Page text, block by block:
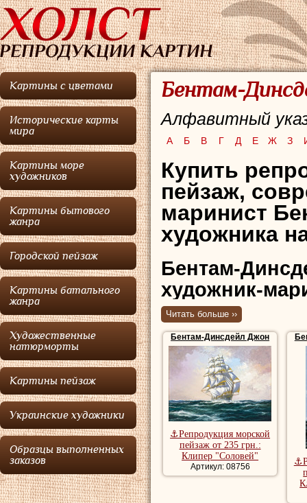
Картины с цветами
Исторические карты
мира
Картины море
художников
Картины бытового
жанра
Городской пейзаж
Картины батального
жанра
Художественные
натюрморты
Картины пейзаж
Украинские художники
Образцы выполненных
заказов
Бентам-
Алфавитный
А Б В Г Д Е Ж З
Купить
пейзаж,
маринист
художника
Бентам-
художник-
Бентам-
корабли 19 века.
дизайн в
телевизионной
Бентам-
единственное
вытавка работ
Купить картины
репродукции
Читать больше ››
Бентам-Динсдейл Джон
⚓Репродукция морской
пейзаж от 235 грн.:
Клипер "Соловей"
Артикул: 08756